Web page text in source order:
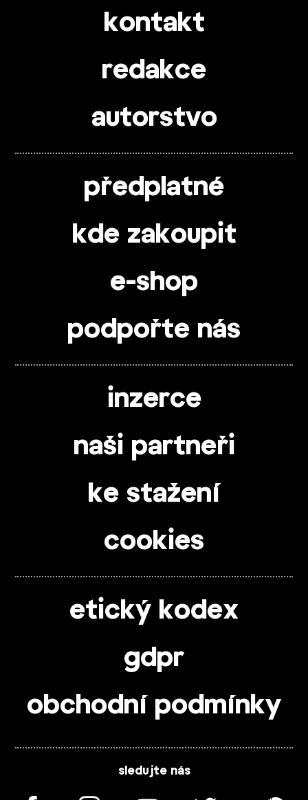
kontakt
redakce
autorstvo
předplatné
kde zakoupit
e-shop
podpořte nás
inzerce
naši partneři
ke stažení
cookies
etický kodex
gdpr
obchodní podmínky
sledujte nás